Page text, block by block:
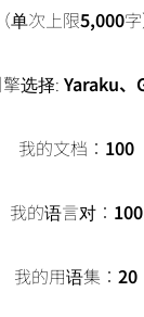
（单次上限5,000字
选择: Yaraku、
我的文档： 100
我的语言对： 100
我的用语集： 20